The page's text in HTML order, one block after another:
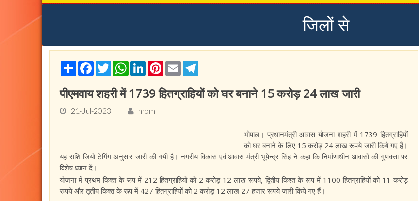
जिलों से
ShareFacebook
TwitterWhatsApp
LinkedInPinterest
Email
पीएमवाय शहरी में 1739 हितग्राहियों को घर बनाने 15 करोड़ 24 लाख जारी
21-Jul-2023 mpm
भोपाल। प्रधानमंत्री आवास योजना शहरी में 1739 हितग्राहियों
को घर बनाने के लिए 15 करोड़ 24 लाख रूपये जारी किये गए हैं।
यह राशि जियो टेगिंग अनुसार जारी की गयी है। नगरीय विकास एवं आवास मंत्री भूपेन्द्र सिंह ने कहा कि निर्माणाधीन आवासों की गुणवत्ता पर
विशेष ध्यान दें।
योजना में प्रथम किश्त के रूप में 212 हितग्राहियों को 2 करोड़ 12 लाख रूपये, द्वितीय किश्त के रूप में 1100 हितग्राहियों को 11 करोड़
रूपये और तृतीय किश्त के रूप में 427 हितग्राहियों को 2 करोड़ 12 लाख 27 हजार रूपये जारी किये गए हैं।